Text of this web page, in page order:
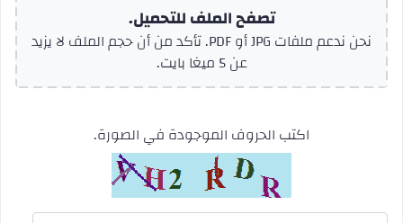
تصفح الملف للتحميل.
نحن ندعم ملفات JPG أو PDF. تأكد من أن حجم الملف لا يزيد
عن 5 ميغا بايت.
اكتب الحروف الموجودة في الصورة.